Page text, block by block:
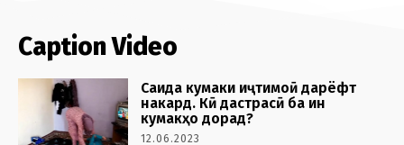
Caption Video
Саида кумаки иҷтимоӣ дарёфт
накард. Кӣ дастрасӣ ба ин
кумакҳо дорад?
12.06.2023